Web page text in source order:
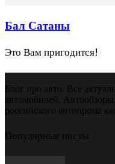
Бал Сатаны
Это Вам пригодится!
Блог про авто. Все
автомобилей.
российского автопрома
Популярные посты